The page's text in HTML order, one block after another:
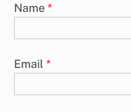
Name *
Email *